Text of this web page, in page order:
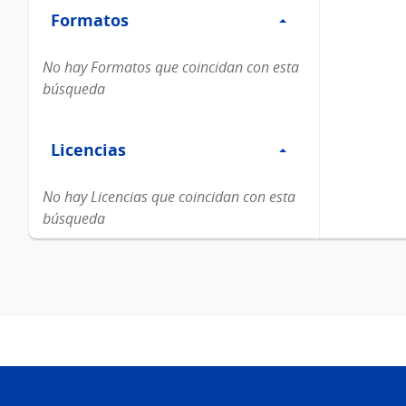
Formatos
Formatos
No hay Formatos que coincidan con esta
búsqueda
Licencias
Licencias
No hay Licencias que coincidan con esta
búsqueda